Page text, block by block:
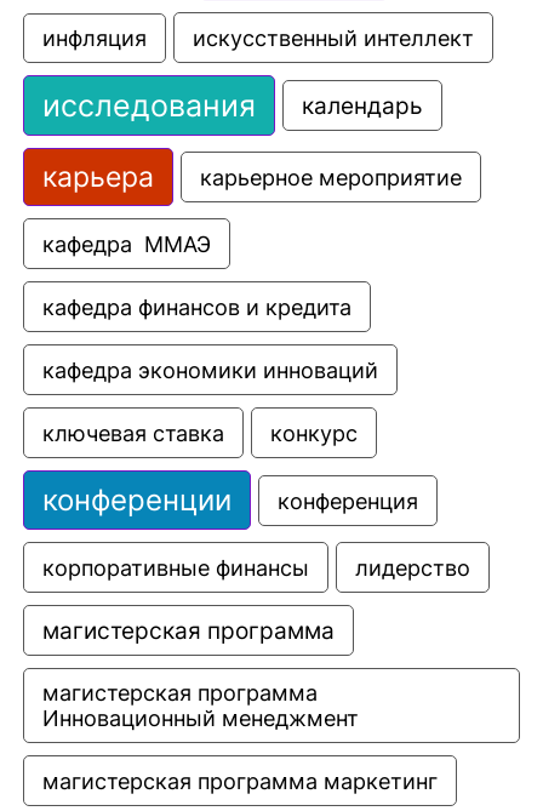
инфляция искусственный интеллект
исследования календарь
карьера карьерное мероприятие
кафедра  ММАЭ
кафедра финансов и кредита
кафедра экономики инноваций
ключевая ставка конкурс
конференции конференция
корпоративные финансы лидерство
магистерская программа
магистерская программа
Инновационный менеджмент
магистерская программа маркетинг